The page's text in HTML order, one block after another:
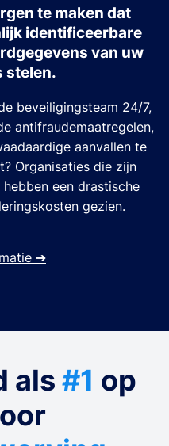
te maken dat
identificeerbare
van uw
stelen.
beveiligingsteam 24/7,
antifraudemaatregelen,
aanvallen te
Organisaties die zijn
een drastische
gezien.
➔
als #1 op